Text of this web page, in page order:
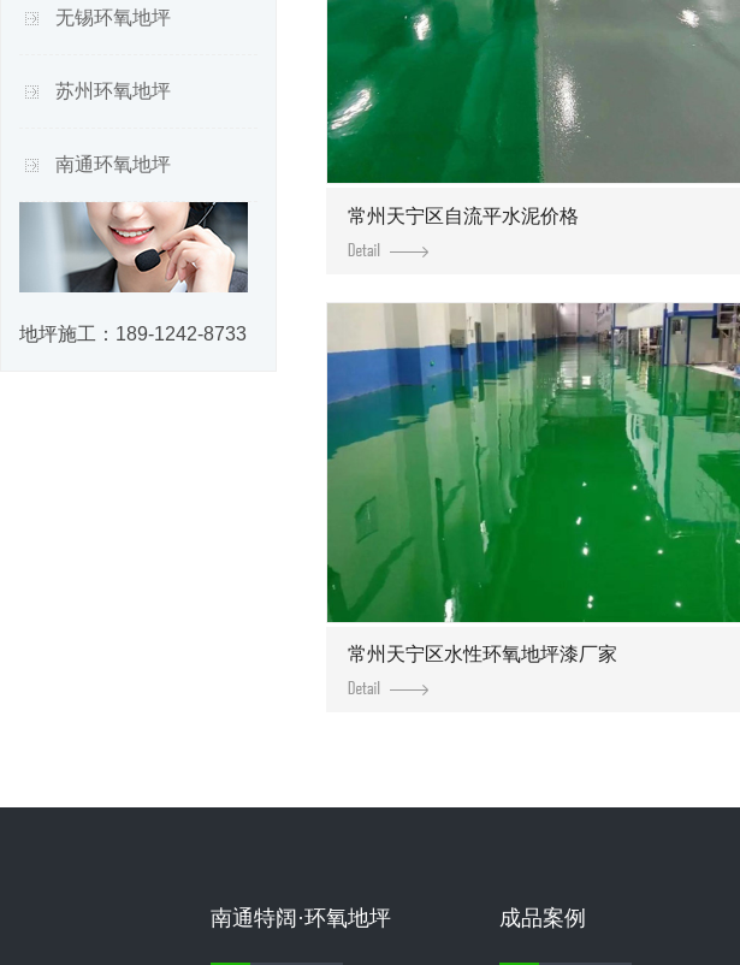
无锡环氧地坪
苏州环氧地坪
南通环氧地坪
地坪施工： 189-1242-8733
常州天宁区自流平水泥价格
常州天宁区水性环氧地坪漆厂家
南通特阔·环氧地坪 成品案例